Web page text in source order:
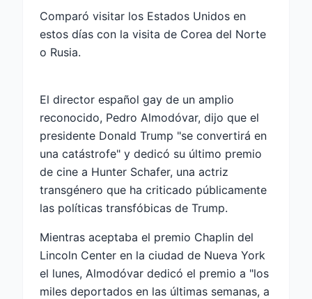
Comparó visitar los Estados Unidos en
estos días con la visita de Corea del Norte
o Rusia.
El director español gay de un amplio
reconocido, Pedro Almodóvar, dijo que el
presidente Donald Trump "se convertirá en
una catástrofe" y dedicó su último premio
de cine a Hunter Schafer, una actriz
transgénero que ha criticado públicamente
las políticas transfóbicas de Trump.
Mientras aceptaba el premio Chaplin del
Lincoln Center en la ciudad de Nueva York
el lunes, Almodóvar dedicó el premio a "los
miles deportados en las últimas semanas, a